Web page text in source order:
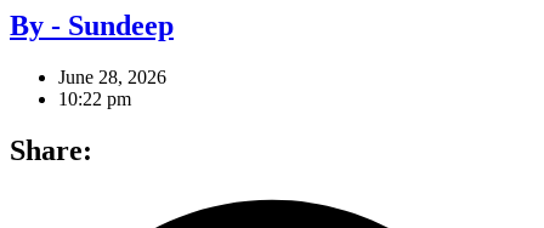
By - Sundeep
June 28, 2026
10:22 pm
Share: